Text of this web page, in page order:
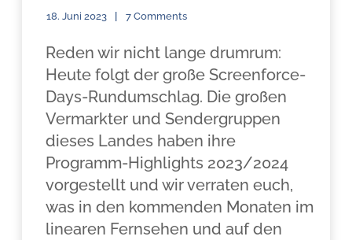
18. Juni 2023 7 Comments
Reden wir nicht lange drumrum:
Heute folgt der große Screenforce-
Days-Rundumschlag. Die großen
Vermarkter und Sendergruppen
dieses Landes haben ihre
Programm-Highlights 2023/2024
vorgestellt und wir verraten euch,
was in den kommenden Monaten im
linearen Fernsehen und auf den